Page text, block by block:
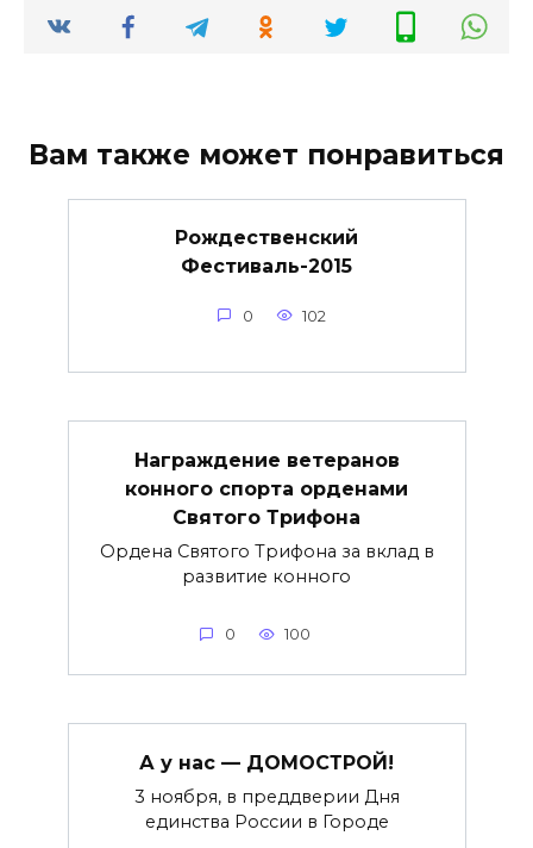
Вам также может понравиться
Рождественский
Фестиваль-2015
0 102
Награждение ветеранов
конного спорта орденами
Святого Трифона
Ордена Святого Трифона за вклад в
развитие конного
0 100
А у нас — ДОМОСТРОЙ!
3 ноября, в преддверии Дня
единства России в Городе